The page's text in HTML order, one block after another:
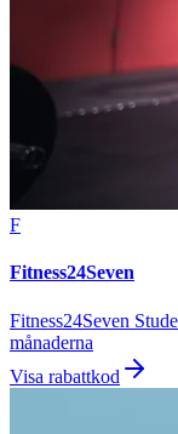
F
Fitness24Seven
Fitness24Seven
månaderna
Visa rabattkod